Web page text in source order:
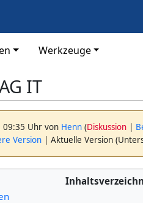
Werkzeuge
IT
09:35 Uhr von Henn (Diskussion |
Version | Aktuelle Version